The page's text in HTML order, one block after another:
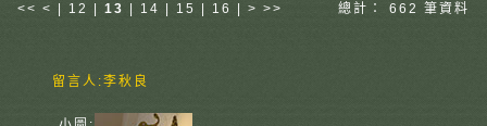
<< < 12 13 14 15 16 > >> 總計： 662 筆資料
留言人:李秋良